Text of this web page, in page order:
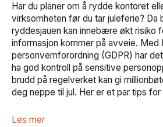
Har du planer om å rydde kontoret
virksomheten før du tar juleferie? Da
ryddesjauen kan innebære økt risiko
informasjon kommer på avveie. Med
personvernforordning (GDPR) har
ha god kontroll på sensitive
brudd på regelverket kan gi
deg neppe til jul. Her er et par tips
Les mer